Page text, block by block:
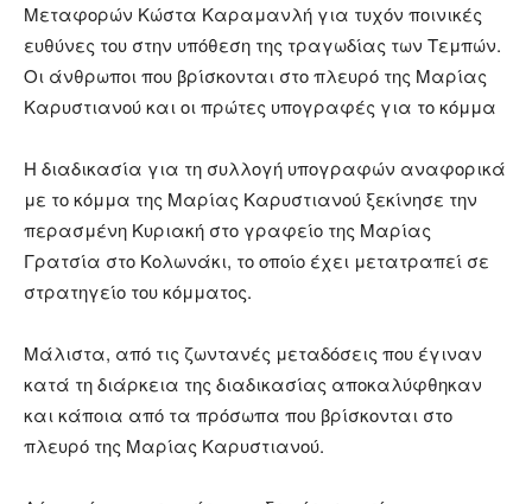
Μεταφορών Κώστα Καραμανλή για τυχόν ποινικές
ευθύνες του στην υπόθεση της τραγωδίας των Τεμπών.
Οι άνθρωποι που βρίσκονται στο πλευρό της Μαρίας
Καρυστιανού και οι πρώτες υπογραφές για το κόμμα
Η διαδικασία για τη συλλογή υπογραφών αναφορικά
με το κόμμα της Μαρίας Καρυστιανού ξεκίνησε την
περασμένη Κυριακή στο γραφείο της Μαρίας
Γρατσία στο Κολωνάκι, το οποίο έχει μετατραπεί σε
στρατηγείο του κόμματος.
Μάλιστα, από τις ζωντανές μεταδόσεις που έγιναν
κατά τη διάρκεια της διαδικασίας αποκαλύφθηκαν
και κάποια από τα πρόσωπα που βρίσκονται στο
πλευρό της Μαρίας Καρυστιανού.